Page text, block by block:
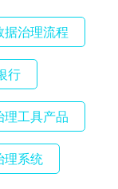
据治理流程
行
理工具产品
理系统